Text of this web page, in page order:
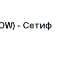
- Сетиф